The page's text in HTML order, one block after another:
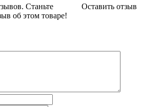
Оставить отзыв
Станьте
об этом товаре!